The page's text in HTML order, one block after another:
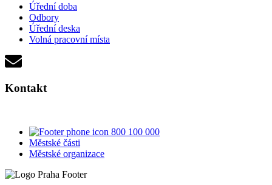
Úřední doba
Odbory
Úřední deska
Volná pracovní místa
Kontakt
800 100 000
Městské části
Městské organizace